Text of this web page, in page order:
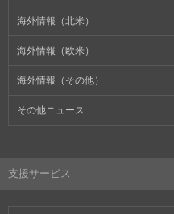
海外情報（北米）
海外情報（欧米）
海外情報（その他）
その他ニュース
支援サービス